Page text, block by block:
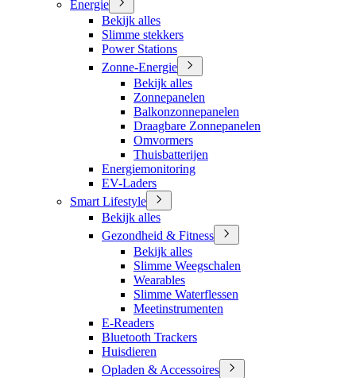
Energie
Bekijk alles
Slimme stekkers
Power Stations
Zonne-Energie
Bekijk alles
Zonnepanelen
Balkonzonnepanelen
Draagbare Zonnepanelen
Omvormers
Thuisbatterijen
Energiemonitoring
EV-Laders
Smart Lifestyle
Bekijk alles
Gezondheid & Fitness
Bekijk alles
Slimme Weegschalen
Wearables
Slimme Waterflessen
Meetinstrumenten
E-Readers
Bluetooth Trackers
Huisdieren
Opladen & Accessoires